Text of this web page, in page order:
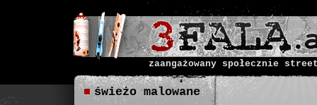
zaangażowany społecznie
świeżo malowane